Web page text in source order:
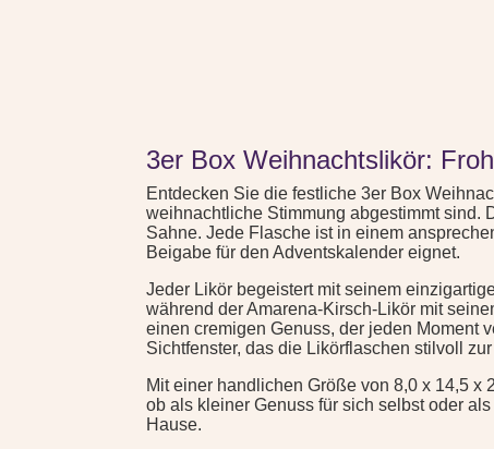
3er Box Weihnachtslikör:
Entdecken Sie die festliche 3er Box
weihnachtliche Stimmung abgestimmt sind.
Sahne. Jede Flasche ist in einem
Beigabe für den Adventskalender eignet.
Jeder Likör begeistert mit seinem
während der Amarena-Kirsch-Likör mit
einen cremigen Genuss, der jeden Moment
Sichtfenster, das die Likörflaschen stilvoll
Mit einer handlichen Größe von 8,0 x 14,5 x
ob als kleiner Genuss für sich selbst oder
Hause.